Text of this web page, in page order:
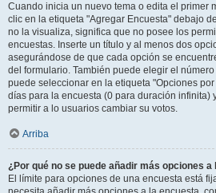
Cuando inicia un nuevo tema o edita el primer
clic en la etiqueta "Agregar Encuesta" debajo
no la visualiza, significa que no posee los
encuestas. Inserte un título y al menos dos
asegurándose de que cada opción se
del formulario. También puede elegir el
puede seleccionar en la etiqueta "Opciones
días para la encuesta (0 para duración infinita)
permitir a lo usuarios cambiar su votos.
Arriba
¿Por qué no se puede añadir más opciones a
El límite para opciones de una encuesta está